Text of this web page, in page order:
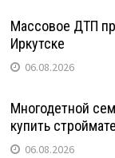
Массовое ДТП
Иркутске
06.08.2026
Многодетной
купить
06.08.2026